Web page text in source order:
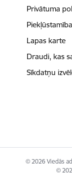
Privātuma
Piekļūstamība
Lapas karte
Draudi, kas
Sīkdatņu
© 2026 Viedās
©